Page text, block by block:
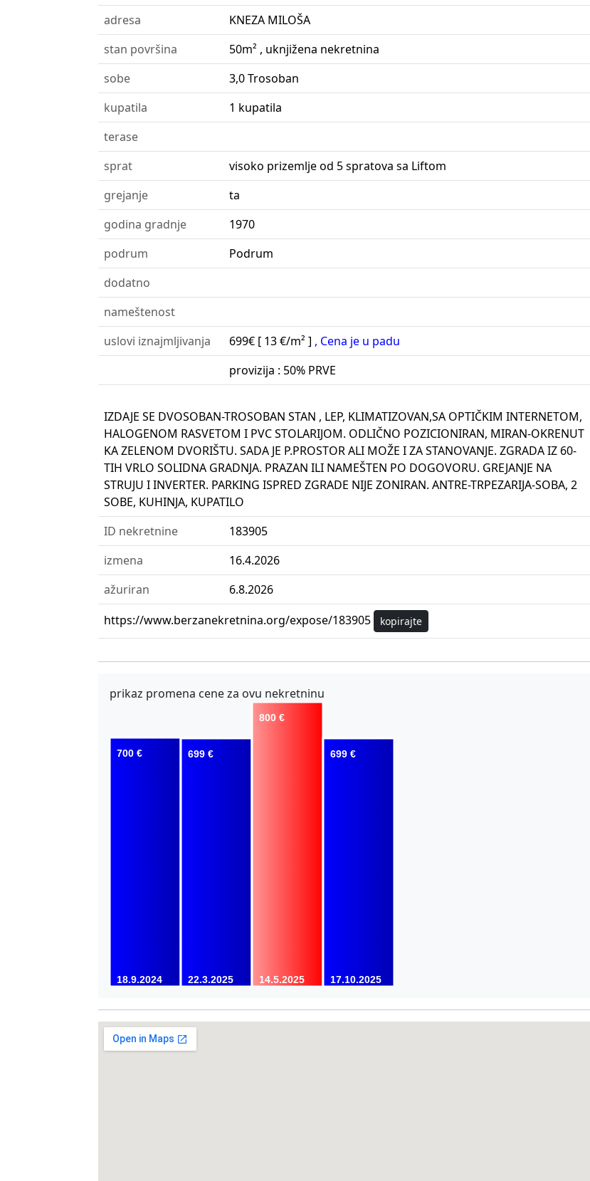
adresa
KNEZA MILOŠA
stan površina
50m² , uknjižena nekretnina
sobe
3,0 Trosoban
kupatila
1 kupatila
terase
sprat
visoko prizemlje od 5 spratova sa Liftom
grejanje
ta
godina gradnje
1970
podrum
Podrum
dodatno
nameštenost
uslovi iznajmljivanja
699€ [ 13 €/m² ] , Cena je u padu
provizija : 50% PRVE
IZDAJE SE DVOSOBAN-TROSOBAN STAN , LEP, KLIMATIZOVAN,SA OPTIČKIM INTERNETOM,
HALOGENOM RASVETOM I PVC STOLARIJOM. ODLIČNO POZICIONIRAN, MIRAN-OKRENUT
KA ZELENOM DVORIŠTU. SADA JE P.PROSTOR ALI MOŽE I ZA STANOVANJE. ZGRADA IZ 60-
TIH VRLO SOLIDNA GRADNJA. PRAZAN ILI NAMEŠTEN PO DOGOVORU. GREJANJE NA
STRUJU I INVERTER. PARKING ISPRED ZGRADE NIJE ZONIRAN. ANTRE-TRPEZARIJA-SOBA, 2
SOBE, KUHINJA, KUPATILO
ID nekretnine
183905
izmena
16.4.2026
ažuriran
6.8.2026
https://www.berzanekretnina.org/expose/183905
kopirajte
prikaz promena cene za ovu nekretninu
700 €
18.9.2024
699 €
22.3.2025
800 €
14.5.2025
699 €
17.10.2025